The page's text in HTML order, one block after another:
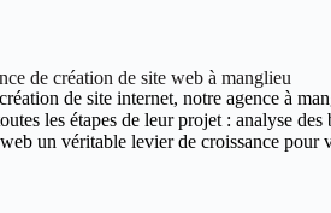
de création de site web à manglieu
de site internet, notre agence à
les étapes de leur projet : analyse
un véritable levier de croissance pour